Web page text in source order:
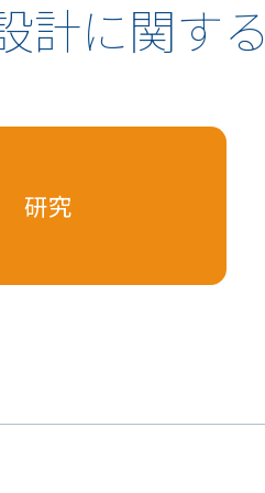
計に関する
研究